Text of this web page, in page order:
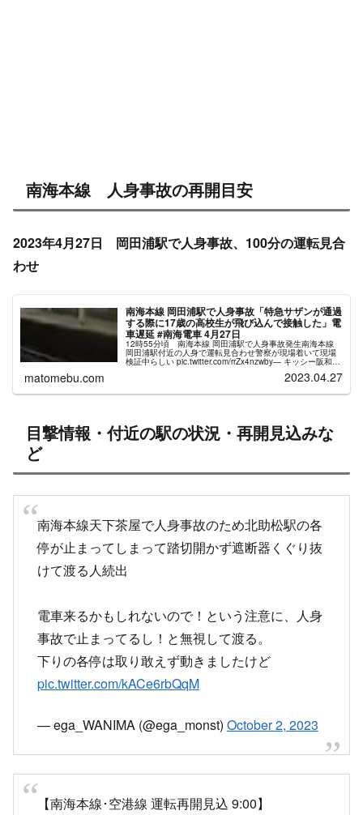
南海本線 人身事故の再開目安
2023年4月27日 岡田浦駅で人身事故、100分の運転見合
わせ
南海本線 岡田浦駅で人身事故「特急サザンが通過
する際に17歳の高校生が飛び込んで接触した」電
車遅延 #南海電車 4月27日
12時55分頃 南海本線 岡田浦駅で人身事故発生南海本線
岡田浦駅付近の人身で運転見合わせ警察が現場着いて現場
検証中らしい pic.twitter.com/rrZx4nzwby— キッシー阪和
(@hanwa7121) April 27, ...
matomebu.com 2023.04.27
目撃情報・付近の駅の状況・再開見込みな
ど
南海本線天下茶屋で人身事故のため北助松駅の各
停が止まってしまって踏切開かず遮断器くぐり抜
けて渡る人続出
電車来るかもしれないので！という注意に、人身
事故で止まってるし！と無視して渡る。
下りの各停は取り敢えず動きましたけど
pic.twitter.com/kACe6rbQqM
— ega_WANIMA (@ega_monst) October 2, 2023
【南海本線･空港線 運転再開見込 9:00】